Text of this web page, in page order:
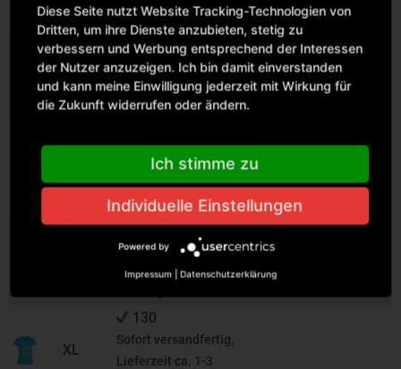
Werktage
S
177
Sofort versandfertig,
Lieferzeit ca. 1-3
Werktage
Sofort versandfertig,
Werktage
129
Sofort versandfertig,
Lieferzeit ca. 1-3
XL
130
Sofort versandfertig,
Lieferzeit ca. 1-3
Diese Seite nutzt Website Tracking-Technologien von
Dritten, um ihre Dienste anzubieten, stetig zu
verbessern und Werbung entsprechend der Interessen
der Nutzer anzuzeigen. Ich bin damit einverstanden
und kann meine Einwilligung jederzeit mit Wirkung für
die Zukunft widerrufen oder ändern.
Ich stimme zu
Individuelle Einstellungen
Powered by
Impressum Datenschutzerklärung